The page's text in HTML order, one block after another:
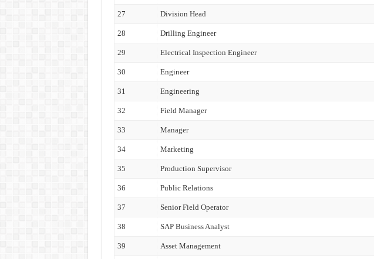
27 Division Head
28 Drilling Engineer
29 Electrical Inspection Engineer
30 Engineer
31 Engineering
32 Field Manager
33 Manager
34 Marketing
35 Production Supervisor
36 Public Relations
37 Senior Field Operator
38 SAP Business Analyst
39 Asset Management